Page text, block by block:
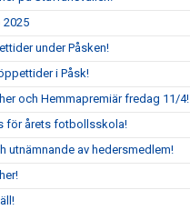
2025
under Påsken!
i Påsk!
och Hemmapremiär fredag 11/4!
för årets fotbollsskola!
utnämnande av hedersmedlem!